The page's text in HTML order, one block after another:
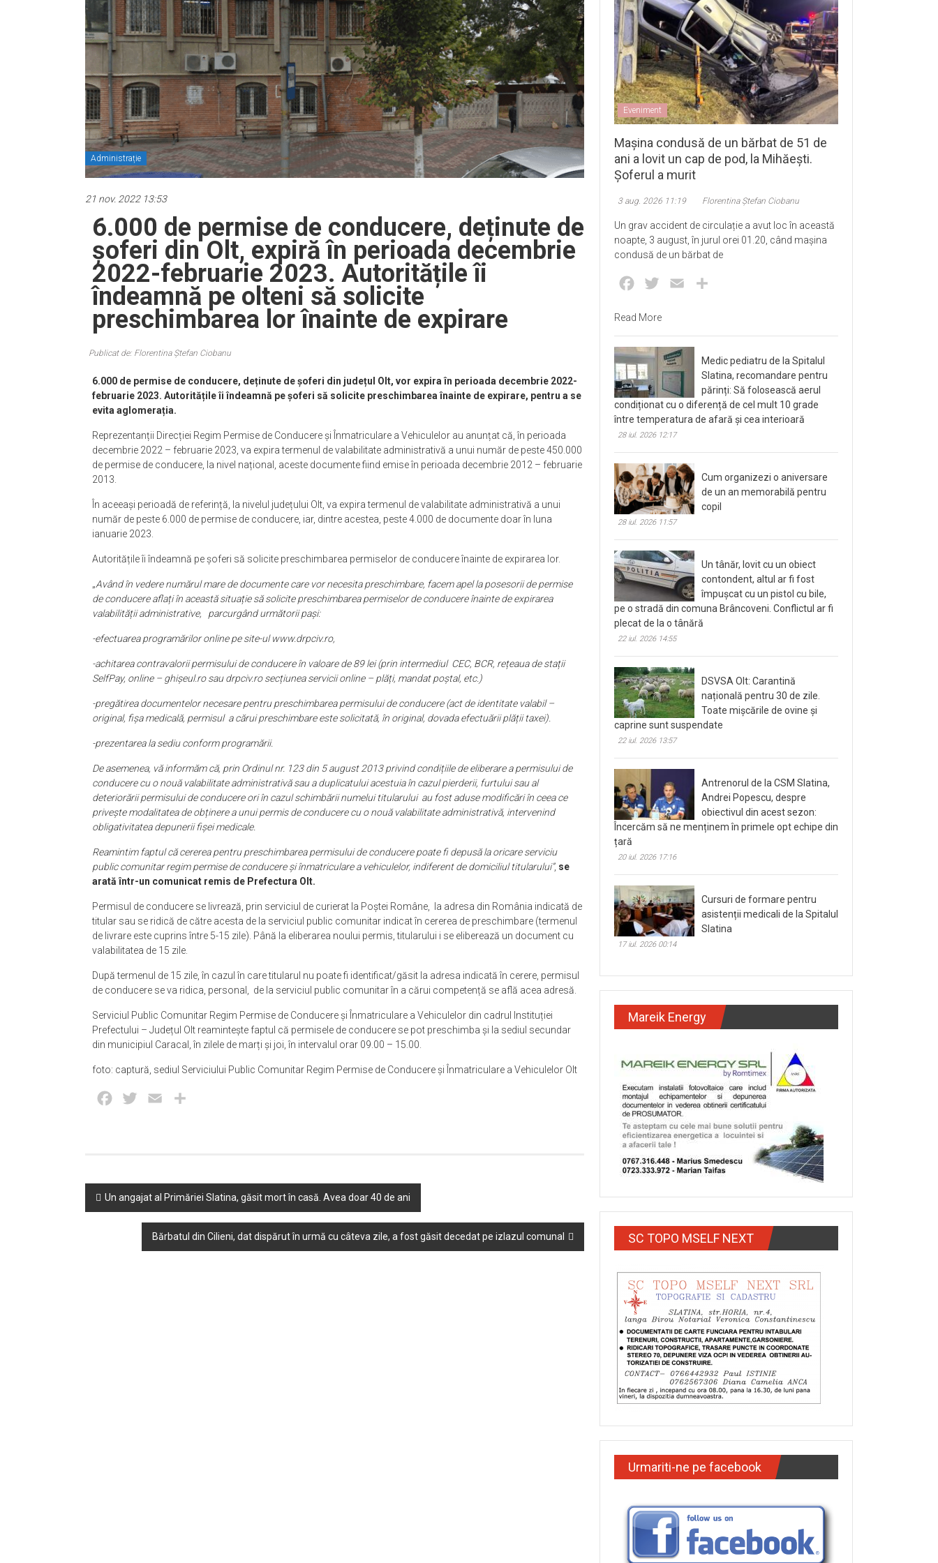
Administrație
21 nov. 2022 13:53
6.000 de permise de conducere, deținute de
șoferi din Olt, expiră în perioada decembrie
2022-februarie 2023. Autoritățile îi
îndeamnă pe olteni să solicite
preschimbarea lor înainte de expirare
Publicat de: Florentina Ștefan Ciobanu
6.000 de permise de conducere, deținute de șoferi din județul Olt, vor expira în perioada decembrie 2022-
februarie 2023. Autoritățile îi îndeamnă pe șoferi să solicite preschimbarea înainte de expirare, pentru a se
evita aglomerația.
Reprezentanții Direcției Regim Permise de Conducere și Înmatriculare a Vehiculelor au anunțat că, în perioada
decembrie 2022 – februarie 2023, va expira termenul de valabilitate administrativă a unui număr de peste 450.000
de permise de conducere, la nivel național, aceste documente fiind emise în perioada decembrie 2012 – februarie
2013.
În aceeași perioadă de referință, la nivelul județului Olt, va expira termenul de valabilitate administrativă a unui
număr de peste 6.000 de permise de conducere, iar, dintre acestea, peste 4.000 de documente doar în luna
ianuarie 2023.
Autoritățile îi îndeamnă pe șoferi să solicite preschimbarea permiselor de conducere înainte de expirarea lor.
„Având în vedere numărul mare de documente care vor necesita preschimbare, facem apel la posesorii de permise
de conducere aflați în această situație să solicite preschimbarea permiselor de conducere înainte de expirarea
valabilității administrative, parcurgând următorii pași:
-efectuarea programărilor online pe site-ul www.drpciv.ro,
-achitarea contravalorii permisului de conducere în valoare de 89 lei (prin intermediul CEC, BCR, rețeaua de stații
SelfPay, online – ghișeul.ro sau drpciv.ro secțiunea servicii online – plăți, mandat poștal, etc.)
-pregătirea documentelor necesare pentru preschimbarea permisului de conducere (act de identitate valabil –
original, fișa medicală, permisul a cărui preschimbare este solicitată, în original, dovada efectuării plății taxei).
-prezentarea la sediu conform programării.
De asemenea, vă informăm că, prin Ordinul nr. 123 din 5 august 2013 privind condițiile de eliberare a permisului de
conducere cu o nouă valabilitate administrativă sau a duplicatului acestuia în cazul pierderii, furtului sau al
deteriorării permisului de conducere ori în cazul schimbării numelui titularului au fost aduse modificări în ceea ce
privește modalitatea de obținere a unui permis de conducere cu o nouă valabilitate administrativă, intervenind
obligativitatea depunerii fișei medicale.
Reamintim faptul că cererea pentru preschimbarea permisului de conducere poate fi depusă la oricare serviciu
public comunitar regim permise de conducere și înmatriculare a vehiculelor, indiferent de domiciliul titularului”, se
arată într-un comunicat remis de Prefectura Olt.
Permisul de conducere se livrează, prin serviciul de curierat la Poștei Române, la adresa din România indicată de
titular sau se ridică de către acesta de la serviciul public comunitar indicat în cererea de preschimbare (termenul
de livrare este cuprins între 5-15 zile). Până la eliberarea noului permis, titularului i se eliberează un document cu
valabilitatea de 15 zile.
După termenul de 15 zile, în cazul în care titularul nu poate fi identificat/găsit la adresa indicată în cerere, permisul
de conducere se va ridica, personal, de la serviciul public comunitar în a cărui competență se află acea adresă.
Serviciul Public Comunitar Regim Permise de Conducere și Înmatriculare a Vehiculelor din cadrul Instituției
Prefectului – Județul Olt reamintește faptul că permisele de conducere se pot preschimba și la sediul secundar
din municipiul Caracal, în zilele de marți și joi, în intervalul orar 09.00 – 15.00.
foto: captură, sediul Serviciului Public Comunitar Regim Permise de Conducere și Înmatriculare a Vehiculelor Olt
Facebook
Twitter Email
Post
navigation
Un angajat al Primăriei Slatina, găsit mort în casă. Avea doar 40 de ani
Bărbatul din Cilieni, dat dispărut în urmă cu câteva zile, a fost găsit decedat pe izlazul comunal
Eveniment
Mașina condusă de un bărbat de 51 de
ani a lovit un cap de pod, la Mihăești.
Șoferul a murit
3 aug. 2026 11:19 Florentina Ștefan Ciobanu
Un grav accident de circulație a avut loc în această
noapte, 3 august, în jurul orei 01.20, când mașina
condusă de un bărbat de
Facebook
Twitter Email
Read More
Medic pediatru de la Spitalul
Slatina, recomandare pentru
părinți: Să folosească aerul
condiționat cu o diferență de cel mult 10 grade
între temperatura de afară și cea interioară
28 iul. 2026 12:17
Cum organizezi o aniversare
de un an memorabilă pentru
copil
28 iul. 2026 11:57
Un tânăr, lovit cu un obiect
contondent, altul ar fi fost
împușcat cu un pistol cu bile,
pe o stradă din comuna Brâncoveni. Conflictul ar fi
plecat de la o tânără
22 iul. 2026 14:55
DSVSA Olt: Carantină
națională pentru 30 de zile.
Toate mișcările de ovine și
caprine sunt suspendate
22 iul. 2026 13:57
Antrenorul de la CSM Slatina,
Andrei Popescu, despre
obiectivul din acest sezon:
Încercăm să ne menținem în primele opt echipe din
țară
20 iul. 2026 17:16
Cursuri de formare pentru
asistenții medicali de la Spitalul
Slatina
17 iul. 2026 00:14
Mareik Energy
SC TOPO MSELF NEXT
Urmariti-ne pe facebook